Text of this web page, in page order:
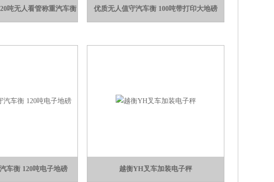
吨无人看管称重汽车衡 优质无人值守汽车衡 100吨带打印大地磅
车衡 120吨电子地磅 越衡YH叉车加装电子秤